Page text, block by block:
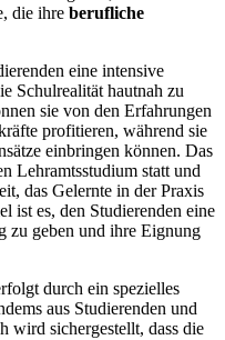
die ihre berufliche
eine intensive
Schulrealität hautnah zu
sie von den Erfahrungen
profitieren, während sie
einbringen können. Das
Lehramtsstudium statt und
das Gelernte in der Praxis
ist es, den Studierenden eine
zu geben und ihre Eignung
durch ein spezielles
aus Studierenden und
wird sichergestellt, dass die